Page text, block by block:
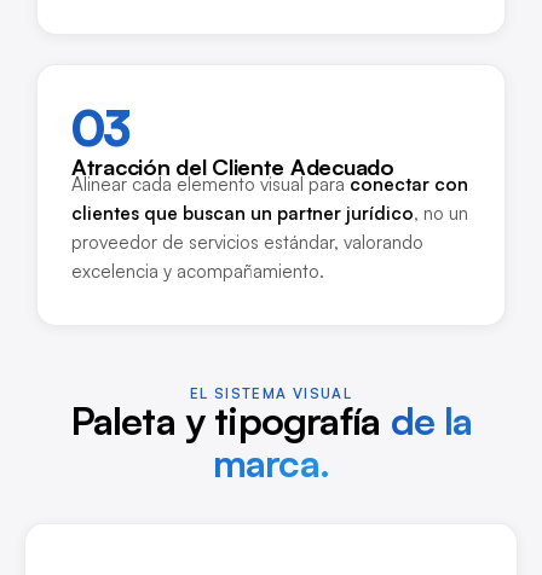
03
Atracción del Cliente Adecuado
Alinear cada elemento visual para conectar con
clientes que buscan un partner jurídico, no un
proveedor de servicios estándar, valorando
excelencia y acompañamiento.
EL SISTEMA VISUAL
Paleta y tipografía de la
marca.